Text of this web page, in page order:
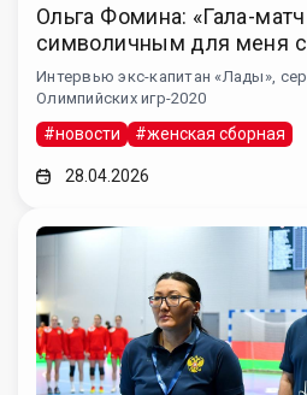
Ольга Фомина: «Гала-
символичным для меня
Интервью экс-капитан «Лады»,
Олимпийских игр-2020
#новости #женская сборная
28.04.2026